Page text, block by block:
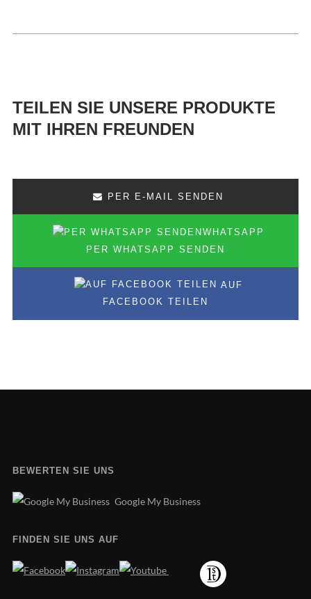
TEILEN SIE UNSERE PRODUKTE
MIT IHREN FREUNDEN
PER E-MAIL SENDEN
PER WHATSAPP SENDEN
AUF
FACEBOOK TEILEN
BEWERTEN SIE UNS
Google My Business
FINDEN SIE UNS AUF